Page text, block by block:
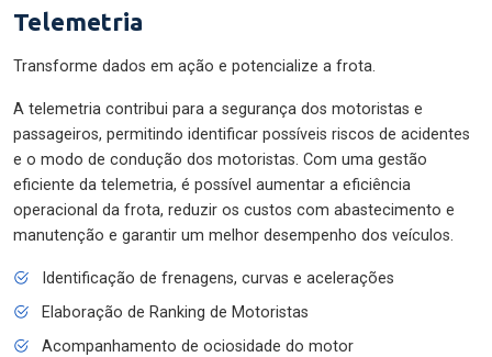
Telemetria
Transforme dados em ação e potencialize a frota.
A telemetria contribui para a segurança dos motoristas e
passageiros, permitindo identificar possíveis riscos de acidentes
e o modo de condução dos motoristas. Com uma gestão
eficiente da telemetria, é possível aumentar a eficiência
operacional da frota, reduzir os custos com abastecimento e
manutenção e garantir um melhor desempenho dos veículos.
Identificação de frenagens, curvas e acelerações
Elaboração de Ranking de Motoristas
Acompanhamento de ociosidade do motor